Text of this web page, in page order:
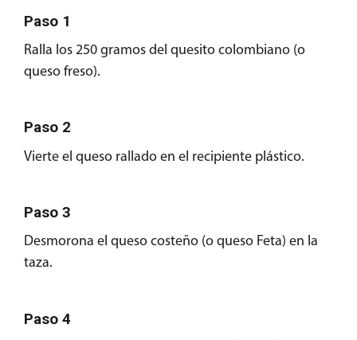
Paso 1
Ralla los 250 gramos del quesito colombiano (o
queso freso).
Paso 2
Vierte el queso rallado en el recipiente plástico.
Paso 3
Desmorona el queso costeño (o queso Feta) en la
taza.
Paso 4